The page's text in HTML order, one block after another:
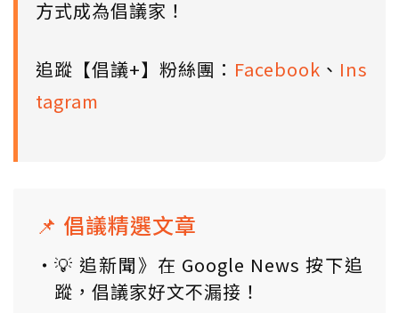
方式成為倡議家！
追蹤【倡議+】粉絲團： Facebook 、 Ins
tagram
📌 倡議精選文章
💡 追新聞》在 Google News 按下追
蹤，倡議家好文不漏接！